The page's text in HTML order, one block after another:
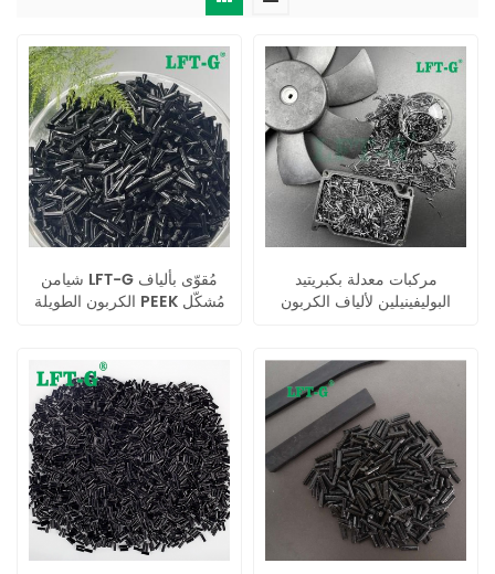
شيامن LFT-G مُقوّى بألياف
الكربون الطويلة PEEK مُشكّل
مركبات معدلة بكبريتيد
البوليفينيلين لألياف الكربون